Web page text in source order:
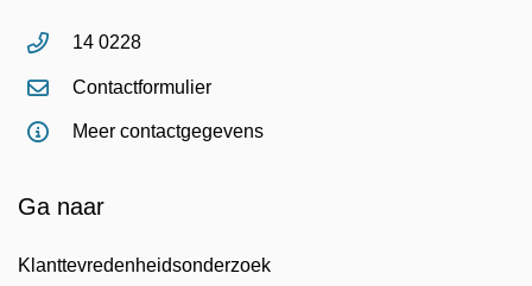
14 0228
Contactformulier
Meer contactgegevens
Ga naar
Klanttevredenheidsonderzoek